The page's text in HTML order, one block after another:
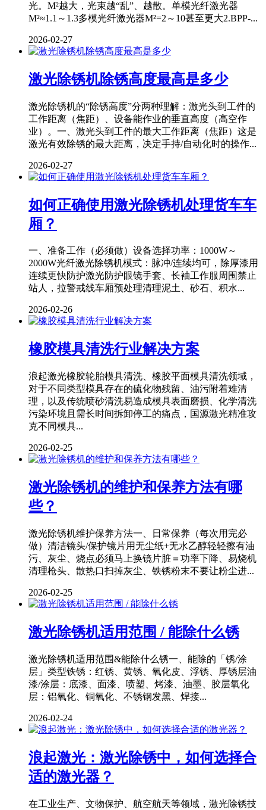
光。M²越大，光束越“乱”、越散。单模光纤激光器
M²≈1.1～1.3多模光纤激光器M²=2～10甚至更大2.BPP-...
2026-02-27
激光除锈机除锈高度最高是多少
激光除锈机的“除锈高度”分两种理解：激光头到工件的
工作距离（焦距）、设备能作业的垂直高度（高空作
业）。一、激光头到工件的最大工作距离（焦距）这是
激光有效除锈的最大距离，决定手持/自动化时的操作...
2026-02-27
如何正确使用激光除锈机处理货车车
厢？
一、准备工作（必须做）设备选择功率：1000W～
2000W光纤激光除锈机模式：脉冲/连续均可，除厚漆用
连续更快防护激光防护眼镜手套、长袖工作服周围禁止
站人，拉警戒线车厢预处理清理泥土、砂石、积水...
2026-02-26
橡胶模具清洗行业解决方案
浪起激光橡胶轮胎模具清洗、橡胶平面模具清洗领域，
对于不同类型模具存在的硫化物残留、油污附着难清
理，以及传统喷砂清洗易造成模具表面磨损、化学清洗
污染环境且需长时间拆卸停工的痛点，国源激光精准攻
克不同模具...
2026-02-25
激光除锈机的维护和保养方法有哪
些？
激光除锈机维护保养方法一、日常保养（每次用完必
做）清洁镜头/保护镜片用无尘纸+无水乙醇轻轻擦有油
污、灰尘、烧点必须马上换镜片脏＝功率下降、易烧机
清理枪头、散热口扫掉灰尘、铁锈粉末不要让粉尘进...
2026-02-25
激光除锈机适用范围 / 能除什么锈
激光除锈机适用范围&能除什么锈一、能除的「锈/涂
层」类型铁锈：红锈、黄锈、氧化皮、浮锈、厚锈层油
漆/涂层：底漆、面漆、喷塑、烤漆、油墨、胶层氧化
层：铝氧化、铜氧化、不锈钢发黑、焊接...
2026-02-24
浪起激光：激光除锈中，如何选择合
适的激光器？
在工业生产、文物保护、航空航天等领域，激光除锈技